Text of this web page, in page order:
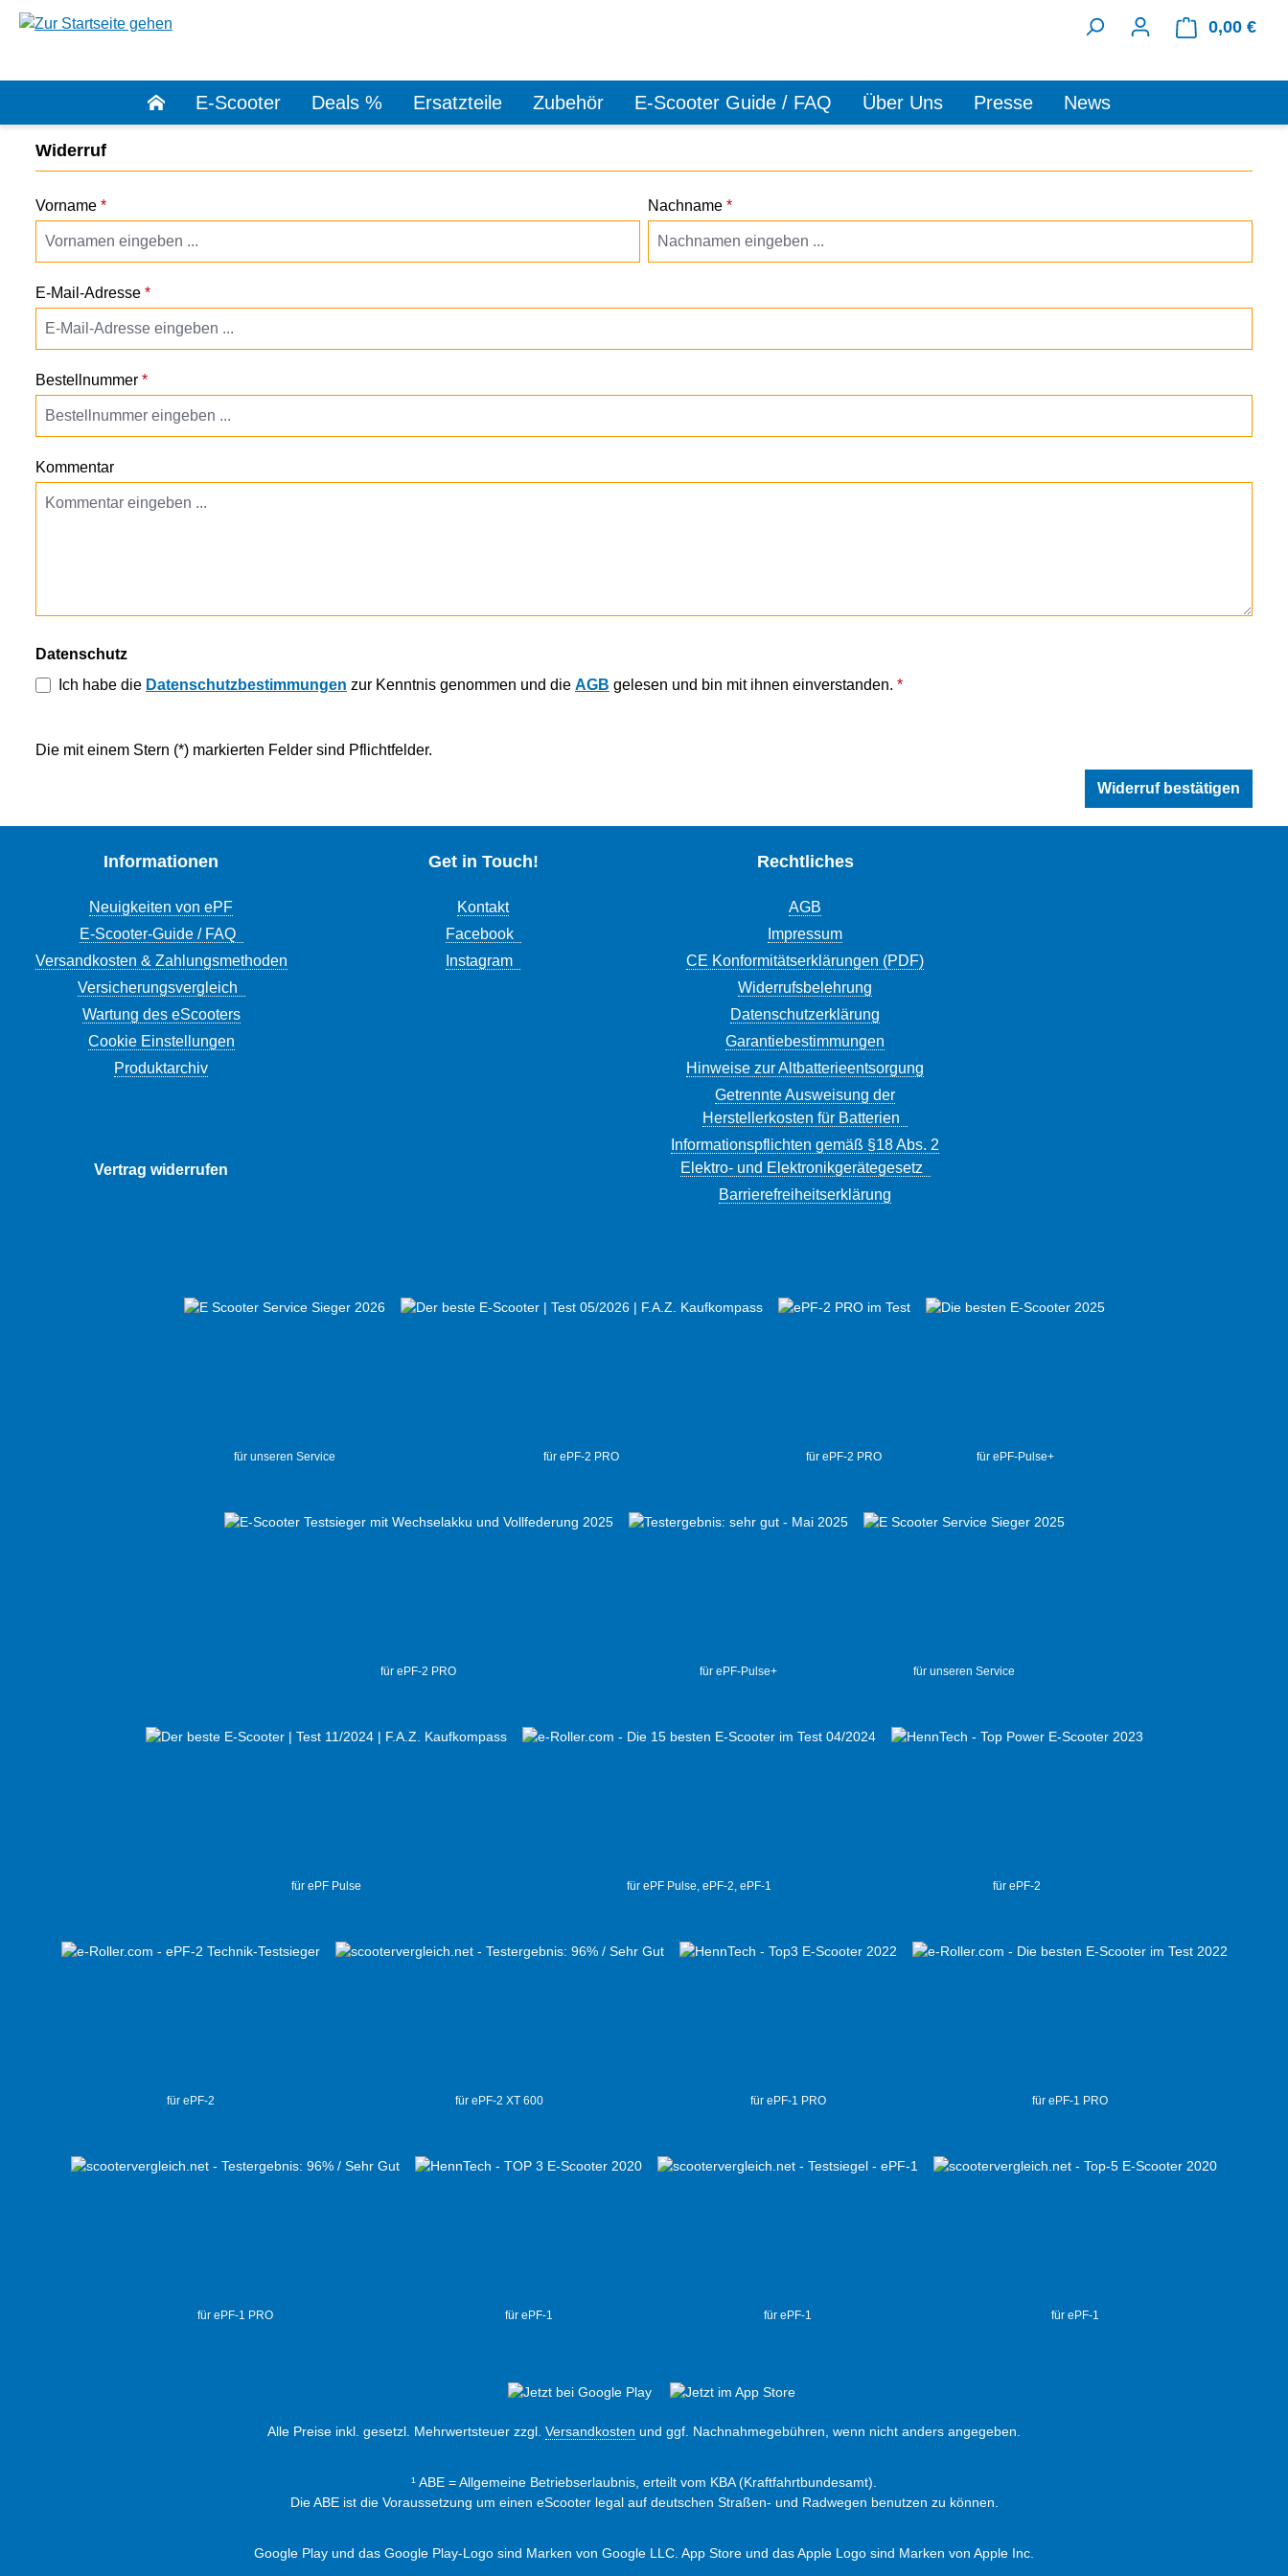
Zur Hauptnavigation springen 0,00 €
E-Scooter Deals % Ersatzteile Zubehör E-Scooter Guide / FAQ Über Uns Presse News
Widerruf
Vorname * Nachname *
E-Mail-Adresse *
Bestellnummer *
Kommentar
Datenschutz
Ich habe die Datenschutzbestimmungen zur Kenntnis genommen und die AGB gelesen und bin mit ihnen einverstanden. *
Die mit einem Stern (*) markierten Felder sind Pflichtfelder.
Widerruf bestätigen
Informationen
Neuigkeiten von ePF
E-Scooter-Guide / FAQ
Versandkosten & Zahlungsmethoden
Versicherungsvergleich
Wartung des eScooters
Cookie Einstellungen
Produktarchiv
Vertrag widerrufen
Get in Touch!
Kontakt
Facebook
Instagram
Rechtliches
AGB
Impressum
CE Konformitätserklärungen (PDF)
Widerrufsbelehrung
Datenschutzerklärung
Garantiebestimmungen
Hinweise zur Altbatterieentsorgung
Getrennte Ausweisung der
Herstellerkosten für Batterien
Informationspflichten gemäß §18 Abs. 2
Elektro- und Elektronikgerätegesetz
Barrierefreiheitserklärung
für unseren Service für ePF-2 PRO für ePF-2 PRO für ePF-Pulse+
für ePF-2 PRO für ePF-Pulse+ für unseren Service
für ePF Pulse für ePF Pulse, ePF-2, ePF-1 für ePF-2
für ePF-2 für ePF-2 XT 600 für ePF-1 PRO für ePF-1 PRO
für ePF-1 PRO für ePF-1 für ePF-1 für ePF-1
Alle Preise inkl. gesetzl. Mehrwertsteuer zzgl. Versandkosten und ggf. Nachnahmegebühren, wenn nicht anders angegeben.
¹ ABE = Allgemeine Betriebserlaubnis, erteilt vom KBA (Kraftfahrtbundesamt).
Die ABE ist die Voraussetzung um einen eScooter legal auf deutschen Straßen- und Radwegen benutzen zu können.
Google Play und das Google Play-Logo sind Marken von Google LLC. App Store und das Apple Logo sind Marken von Apple Inc.